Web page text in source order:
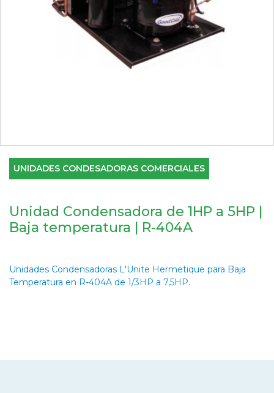
UNIDADES CONDESADORAS COMERCIALES
Unidad Condensadora de 1HP a 5HP |
Baja temperatura | R-404A
Unidades Condensadoras L'Unite Hermetique para Baja
Temperatura en R-404A de 1/3HP a 7,5HP.